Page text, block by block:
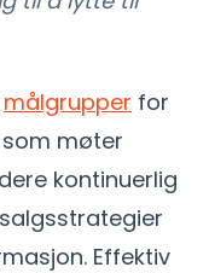
målgrupper for
møter
kontinuerlig
Effektiv